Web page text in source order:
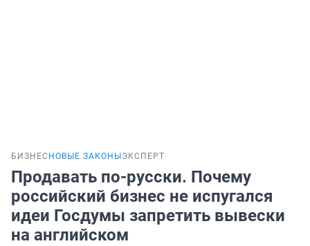
БИЗНЕС НОВЫЕ ЗАКОНЫ ЭКСПЕРТ
Продавать по-русски. Почему
российский бизнес не испугался
идеи Госдумы запретить вывески
на английском